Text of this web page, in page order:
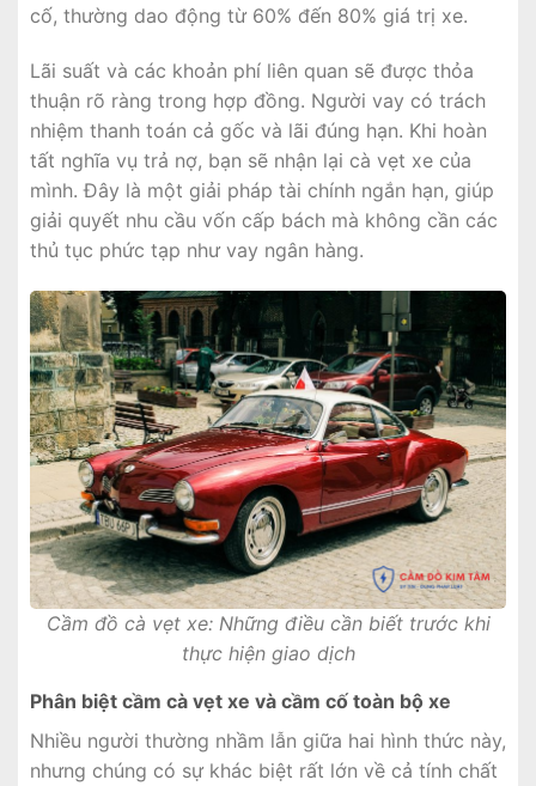
cố, thường dao động từ 60% đến 80% giá trị xe.
Lãi suất và các khoản phí liên quan sẽ được thỏa
thuận rõ ràng trong hợp đồng. Người vay có trách
nhiệm thanh toán cả gốc và lãi đúng hạn. Khi hoàn
tất nghĩa vụ trả nợ, bạn sẽ nhận lại cà vẹt xe của
mình. Đây là một giải pháp tài chính ngắn hạn, giúp
giải quyết nhu cầu vốn cấp bách mà không cần các
thủ tục phức tạp như vay ngân hàng.
Cầm đồ cà vẹt xe: Những điều cần biết trước khi
thực hiện giao dịch
Phân biệt cầm cà vẹt xe và cầm cố toàn bộ xe
Nhiều người thường nhầm lẫn giữa hai hình thức này,
nhưng chúng có sự khác biệt rất lớn về cả tính chất